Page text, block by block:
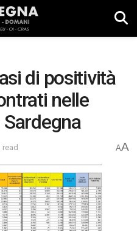
di positività
nelle
read AA